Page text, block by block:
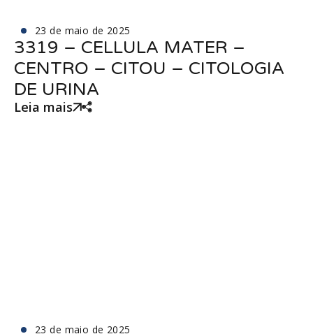
23 de maio de 2025
3319 – CELLULA MATER –
CENTRO – CITOU – CITOLOGIA
DE URINA
Leia mais
23 de maio de 2025